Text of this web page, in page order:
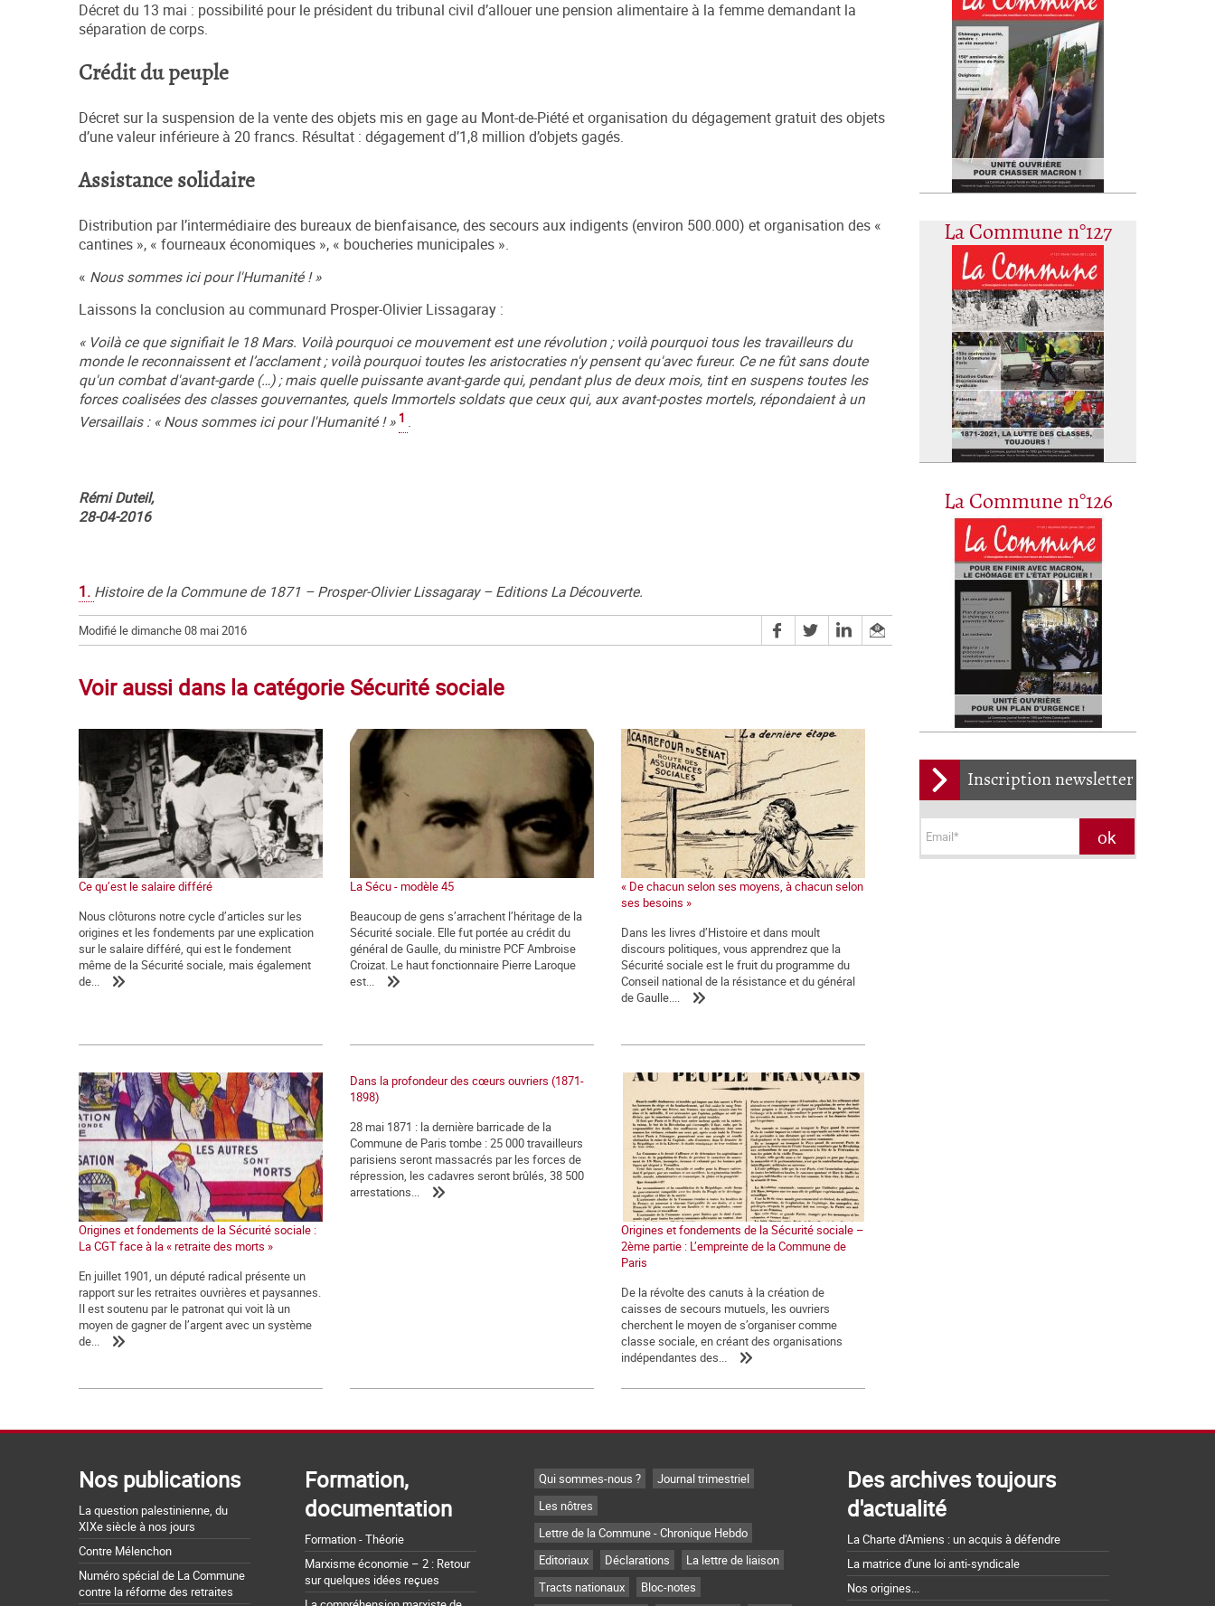
La Commune n°127
La Commune n°126
Inscription newsletter
Décret du 13 mai : possibilité pour le président du tribunal civil d’allouer une pension alimentaire à la femme demandant la
séparation de corps.
Crédit du peuple
Décret sur la suspension de la vente des objets mis en gage au Mont-de-Piété et organisation du dégagement gratuit des objets
d’une valeur inférieure à 20 francs. Résultat : dégagement d’1,8 million d’objets gagés.
Assistance solidaire
Distribution par l’intermédiaire des bureaux de bienfaisance, des secours aux indigents (environ 500.000) et organisation des «
cantines », « fourneaux économiques », « boucheries municipales ».
« Nous sommes ici pour l'Humanité ! »
Laissons la conclusion au communard Prosper-Olivier Lissagaray :
« Voilà ce que signifiait le 18 Mars. Voilà pourquoi ce mouvement est une révolution ; voilà pourquoi tous les travailleurs du
monde le reconnaissent et l’acclament ; voilà pourquoi toutes les aristocraties n'y pensent qu'avec fureur. Ce ne fût sans doute
qu'un combat d'avant-garde (…) ; mais quelle puissante avant-garde qui, pendant plus de deux mois, tint en suspens toutes les
forces coalisées des classes gouvernantes, quels Immortels soldats que ceux qui, aux avant-postes mortels, répondaient à un
Versaillais : « Nous sommes ici pour l'Humanité ! » 1 .
Rémi Duteil,
28-04-2016
1. Histoire de la Commune de 1871 – Prosper-Olivier Lissagaray – Editions La Découverte.
Modifié le dimanche 08 mai 2016
Voir aussi dans la catégorie Sécurité sociale
Ce qu’est le salaire différé
Nous clôturons notre cycle d’articles sur les
origines et les fondements par une explication
sur le salaire différé, qui est le fondement
même de la Sécurité sociale, mais également
de...
La Sécu - modèle 45
Beaucoup de gens s’arrachent l’héritage de la
Sécurité sociale. Elle fut portée au crédit du
général de Gaulle, du ministre PCF Ambroise
Croizat. Le haut fonctionnaire Pierre Laroque
est...
« De chacun selon ses moyens, à chacun selon
ses besoins »
Dans les livres d’Histoire et dans moult
discours politiques, vous apprendrez que la
Sécurité sociale est le fruit du programme du
Conseil national de la résistance et du général
de Gaulle....
Origines et fondements de la Sécurité sociale :
La CGT face à la « retraite des morts »
En juillet 1901, un député radical présente un
rapport sur les retraites ouvrières et paysannes.
Il est soutenu par le patronat qui voit là un
moyen de gagner de l’argent avec un système
de...
Dans la profondeur des cœurs ouvriers (1871-
1898)
28 mai 1871 : la dernière barricade de la
Commune de Paris tombe : 25 000 travailleurs
parisiens seront massacrés par les forces de
répression, les cadavres seront brûlés, 38 500
arrestations...
Origines et fondements de la Sécurité sociale –
2ème partie : L’empreinte de la Commune de
Paris
De la révolte des canuts à la création de
caisses de secours mutuels, les ouvriers
cherchent le moyen de s’organiser comme
classe sociale, en créant des organisations
indépendantes des...
Nos publications
La question palestinienne, du
XIXe siècle à nos jours
Contre Mélenchon
Numéro spécial de La Commune
contre la réforme des retraites
Formation,
documentation
Formation - Théorie
Marxisme économie – 2 : Retour
sur quelques idées reçues
Qui sommes-nous ?
Journal trimestriel
Les nôtres
Lettre de la Commune - Chronique Hebdo
Editoriaux
Déclarations
La lettre de liaison
Tracts nationaux
Bloc-notes
Des archives toujours
d'actualité
La Charte d'Amiens : un acquis à défendre
La matrice d'une loi anti-syndicale
Nos origines...